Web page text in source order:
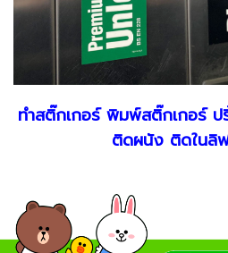
ทำสติ๊กเกอร์ พิมพ์สติ๊กเกอร์
ติดผนัง ติดในลิ